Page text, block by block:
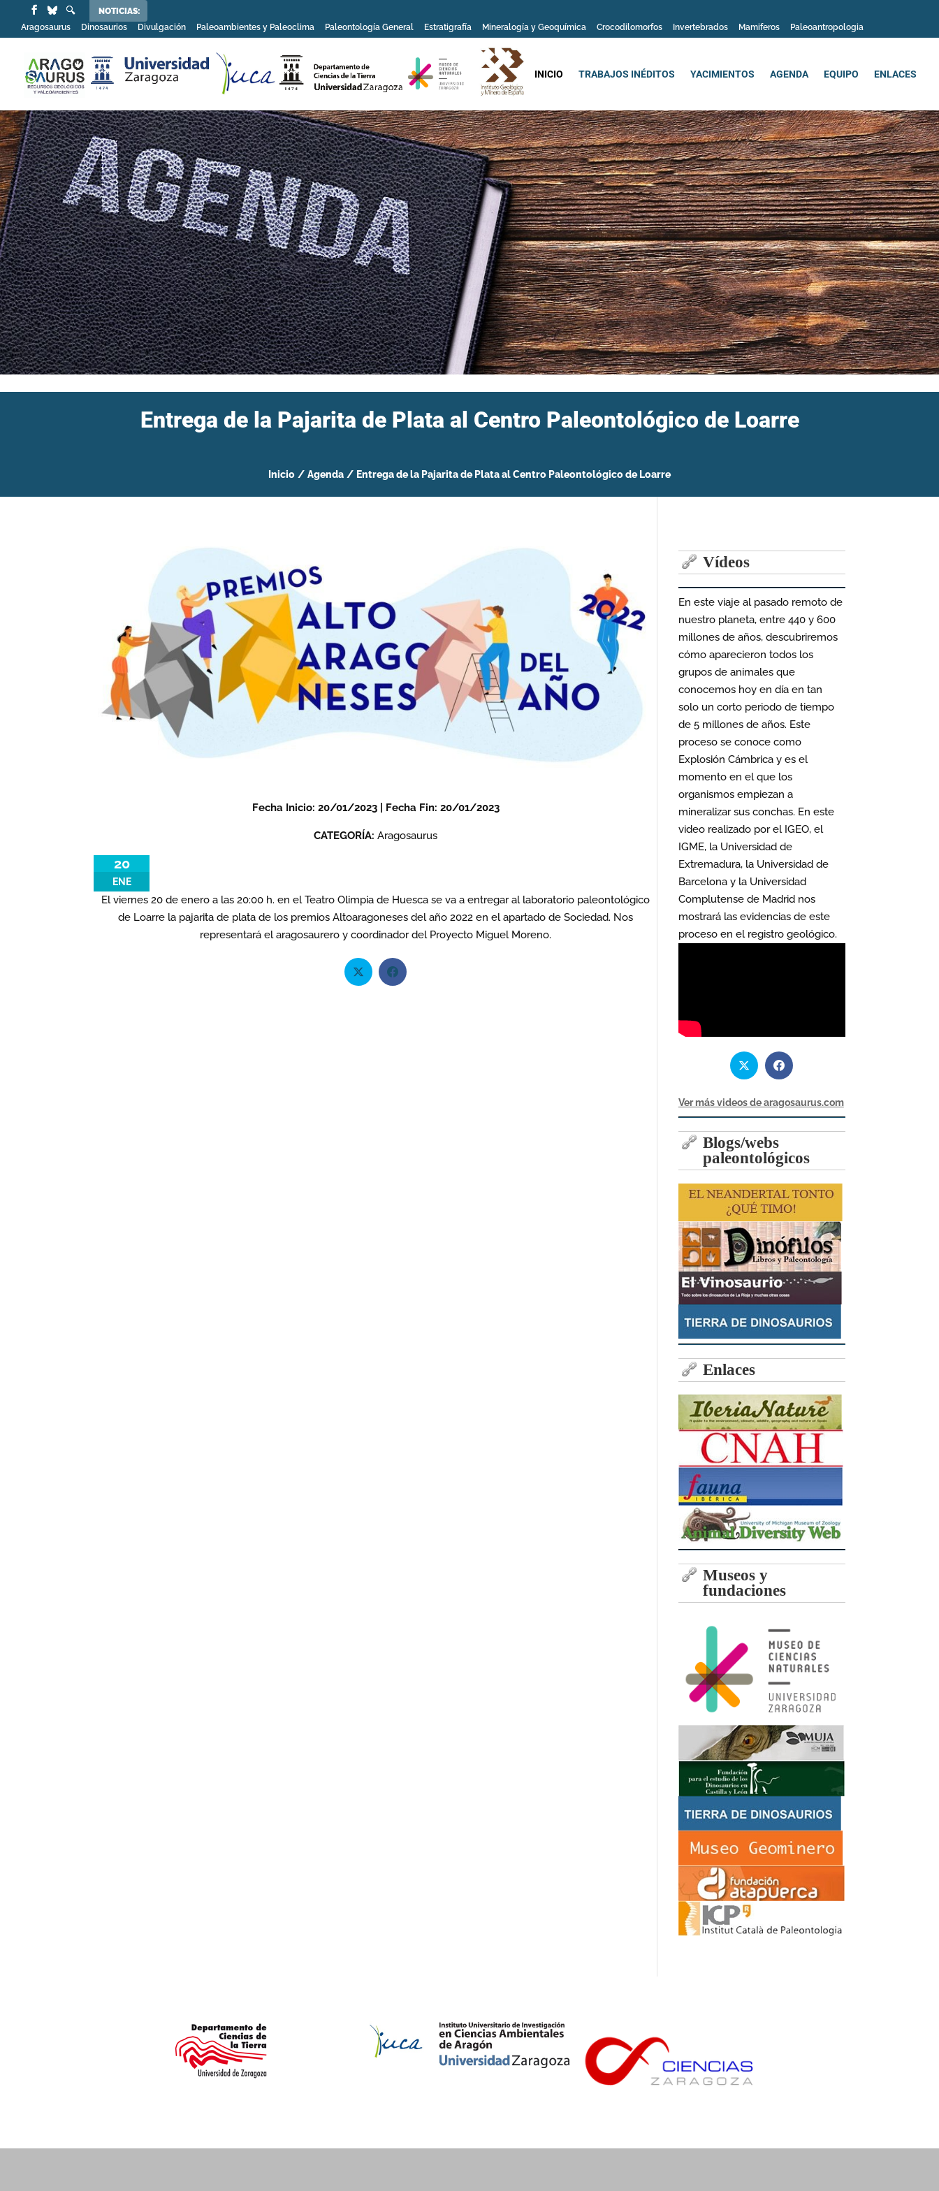
NOTICIAS:
Aragosaurus
Dinosaurios Divulgación Paleoambientes y Paleoclima Paleontología General Estratigrafía Mineralogía y Geoquímica Crocodilomorfos Invertebrados Mamiferos Paleoantropologia
INICIO TRABAJOS INÉDITOS YACIMIENTOS AGENDA EQUIPO ENLACES
Entrega de la Pajarita de Plata al Centro Paleontológico de Loarre
Inicio / Agenda / Entrega de la Pajarita de Plata al Centro Paleontológico de Loarre
Fecha Inicio: 20/01/2023 | Fecha Fin: 20/01/2023
CATEGORÍA:Aragosaurus
20
ENE
El viernes 20 de enero a las 20:00 h. en el Teatro Olimpia de Huesca se va a entregar al laboratorio paleontológico
de Loarre la pajarita de plata de los premios Altoaragoneses del año 2022 en el apartado de Sociedad. Nos
representará el aragosaurero y coordinador del Proyecto Miguel Moreno.
Vídeos
En este viaje al pasado remoto de
nuestro planeta, entre 440 y 600
millones de años, descubriremos
cómo aparecieron todos los
grupos de animales que
conocemos hoy en día en tan
solo un corto periodo de tiempo
de 5 millones de años. Este
proceso se conoce como
Explosión Cámbrica y es el
momento en el que los
organismos empiezan a
mineralizar sus conchas. En este
video realizado por el IGEO, el
IGME, la Universidad de
Extremadura, la Universidad de
Barcelona y la Universidad
Complutense de Madrid nos
mostrará las evidencias de este
proceso en el registro geológico.
Ver más videos de aragosaurus.com
Blogs/webs
paleontológicos
Enlaces
Museos y
fundaciones